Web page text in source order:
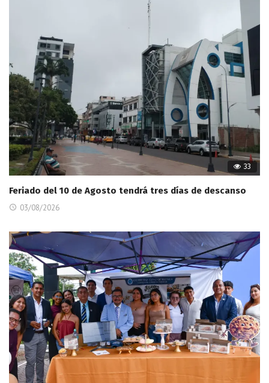
33
Feriado del 10 de Agosto tendrá tres días de descanso
03/08/2026